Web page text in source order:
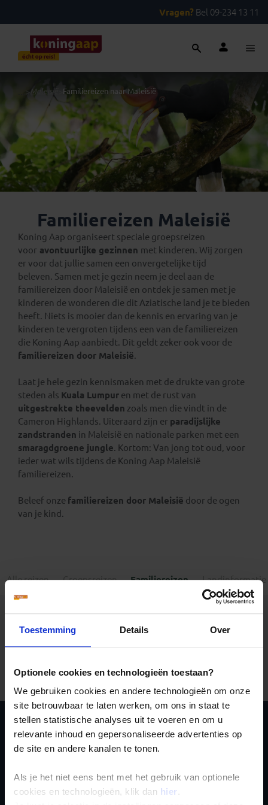
Toestemming Details Over
Optionele cookies en technologieën toestaan?
We gebruiken cookies en andere technologieën om onze
site betrouwbaar te laten werken, om ons in staat te
stellen statistische analyses uit te voeren en om u
relevante inhoud en gepersonaliseerde advertenties op
de site en andere kanalen te tonen.
Als je het niet eens bent met het gebruik van optionele
cookies en technologieën, klik dan hier .
Vragen? Bel 09-234 13 11
>Maleisië Familiereizen naar Maleisië
Familiereizen Maleisië
Koning Aap organiseert speciale groepsreizen
voor avontuurlijke gezinnen met kinderen. Wij zorgen
er voor dat jullie samen een onvergetelijke tijd
beleven. Samen met je gezin neem je deel aan de
familiereizen door Maleisië en ontdek je samen met je
kinderen de wonderen die dit Aziatische land je te bieden
heeft. Niets is mooier dan de kennis en ervaring van je
kinderen te vergroten tijdens een van de familiereizen
die Koning Aap aanbiedt. Dit geldt zeker ook voor de
familiereizen door Maleisië.
Laat je hele gezin kennismaken met de drukte van grote
steden als Kuala Lumpur en met de rust van
uitgestrekte theevelden zoals men die vindt in de
Cameron Highlands. Uiteraard zijn er paradijslijke
zandstranden in Maleisië en nationale parken met een
smaragdgroene jungle. Kortom: Van jong tot oud, voor
ieder wat wils tijdens de Koning Aap Maleisië
familiereizen.
Beleef onze familiereizen door Maleisië door de ogen
van je kind.
Alle reizen Groepsreizen Familiereizen Landinformatie
Ja, ik meld me aan
nieuwsbrief